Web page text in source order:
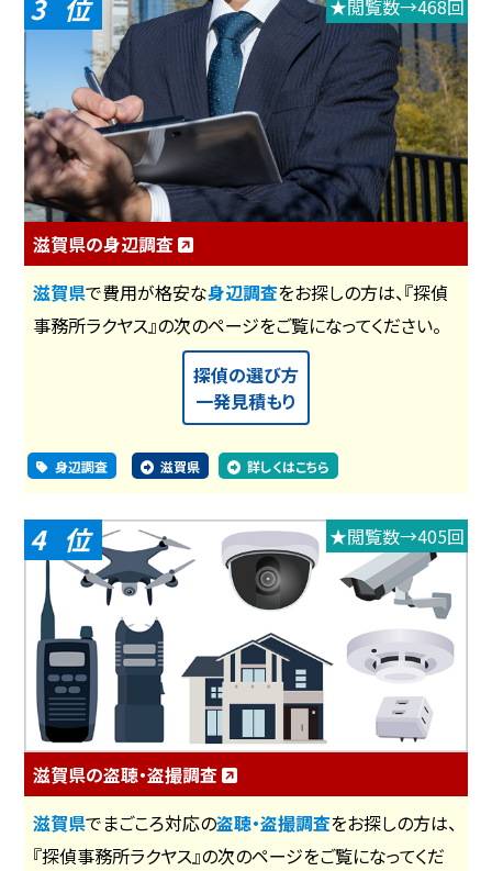
3 ★閲覧数→468回
滋賀県の身辺調査
滋賀県で費用が格安な身辺調査をお探しの方は、『探偵
事務所ラクヤス』の次のページをご覧になってください。
探偵の選び方
一発見積もり
身辺調査 滋賀県 詳しくはこちら
4 ★閲覧数→405回
滋賀県の盗聴・盗撮調査
滋賀県でまごころ対応の盗聴・盗撮調査をお探しの方は、
『探偵事務所ラクヤス』の次のページをご覧になってくだ